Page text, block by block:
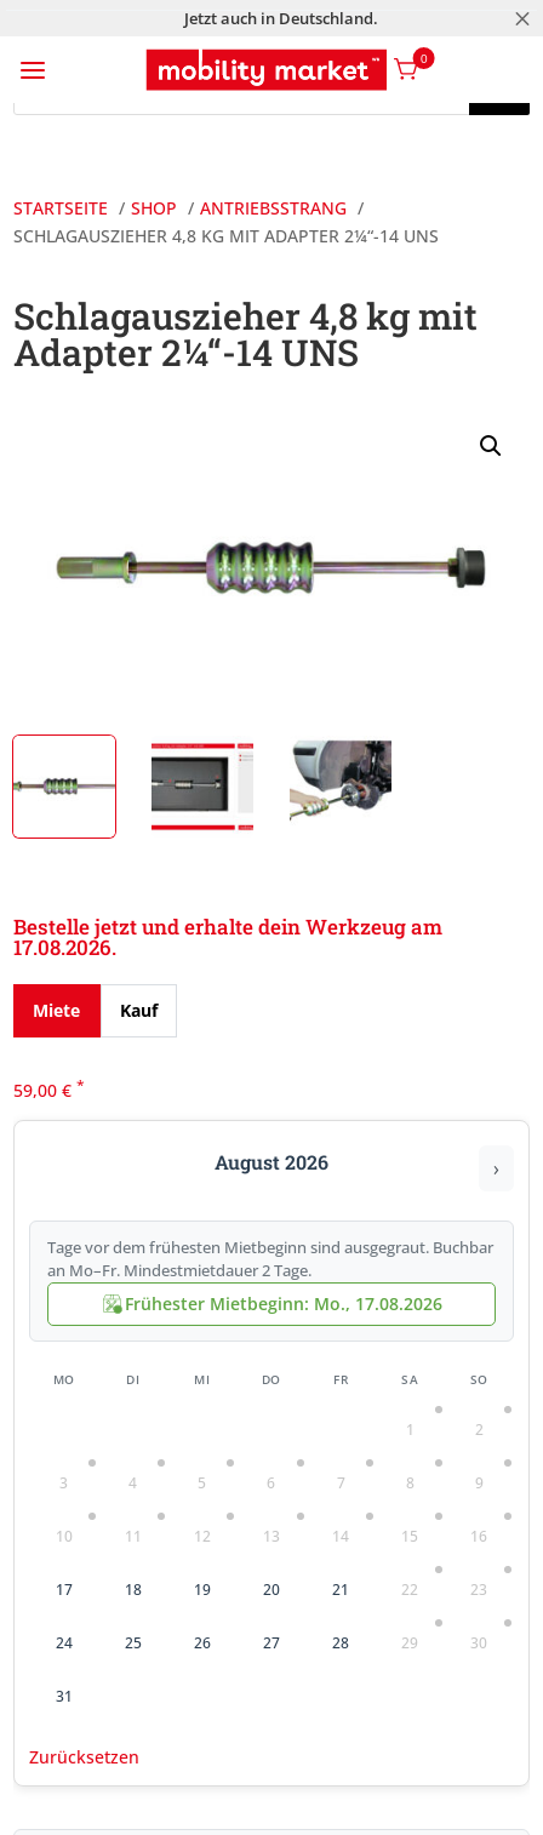
Jetzt auch in Deutschland. M
a 0
Products
Products
STARTSEITE SHOP
ANTRIEBSSTRANG
SCHLAGAUSZIEHER 4,8 KG MIT ADAPTER 2¼“-14 UNS
Schlagauszieher 4,8 kg mit
Adapter 2¼“-14 UNS
Bestelle jetzt und erhalte dein Werkzeug am
17.08.2026.
Miete Kauf
59,00€ *
August 2026 ›
Tage vor dem frühesten Mietbeginn sind ausgegraut. Buchbar
an Mo–Fr. Mindestmietdauer 2 Tage.
Frühester Mietbeginn: Mo., 17.08.2026
MO DI MI DO FR SA SO
1 2
3 4 5 6 7 8 9
10 11 12 13 14 15 16
17 18 19 20 21 22 23
24 25 26 27 28 29 30
31
Zurücksetzen